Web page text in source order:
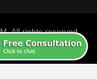
All rights reserved.